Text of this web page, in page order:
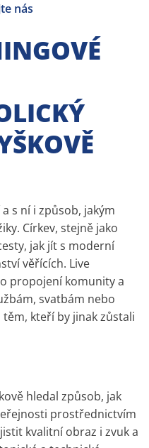
nás
s ní i způsob, jakým
Církev, stejně jako
jak jít s moderní
věřících. Live
propojení komunity a
svatbám nebo
kteří by jinak zůstali
hledal způsob, jak
prostřednictvím
kvalitní obraz i zvuk a